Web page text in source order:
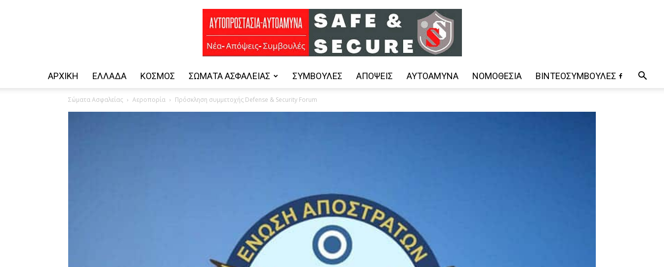
Secure
ΑΡΧΙΚΗ ΕΛΛΆΔΑ ΚΌΣΜΟΣ ΣΏΜΑΤΑ ΑΣΦΑΛΕΊΑΣ ΣΥΜΒΟΥΛΈΣ ΑΠΌΨΕΙΣ ΑΥΤΟΆΜΥΝΑ ΝΟΜΟΘΕΣΊΑ ΒΊΝΤΕΟΣΥΜΒΟΥΛΈΣ
Σώματα Ασφαλείας Αεροπορία Πρόσκληση συμμετοχής Defense & Security Forum